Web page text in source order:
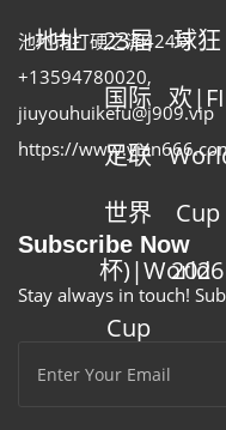
地址
23届
国际
足联
世界
杯)|World
Cup
球狂
欢
Cup
2026
池州市打硬之泽424号
+13594780020,
jiuyouhuikefu@j909.vip
https://
Subscribe Now
Stay always in touch!